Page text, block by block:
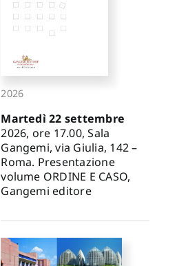
2026
Martedì 22 settembre
2026, ore 17.00, Sala
Gangemi, via Giulia, 142 –
Roma. Presentazione
volume ORDINE E CASO,
Gangemi editore